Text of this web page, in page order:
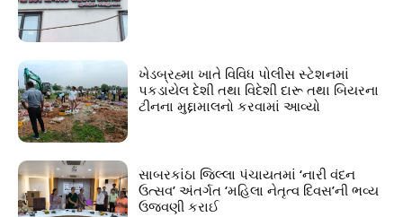
ખેડબ્રહ્મા ખાતે વિવિધ પોલીસ સ્ટેશનમાં
પકડાયેલ દેશી તથા વિદેશી દારૂ તથા બિયરના
ટીનના મુદ્દામાલનો કરવામાં આવ્યો
સાબરકાંઠા જિલ્લા પંચાયતમાં ‘નારી વંદન
ઉત્સવ’ અંતર્ગત ‘મહિલા નેતૃત્વ દિવસ’ની ભવ્ય
ઉજવણી કરાઈ